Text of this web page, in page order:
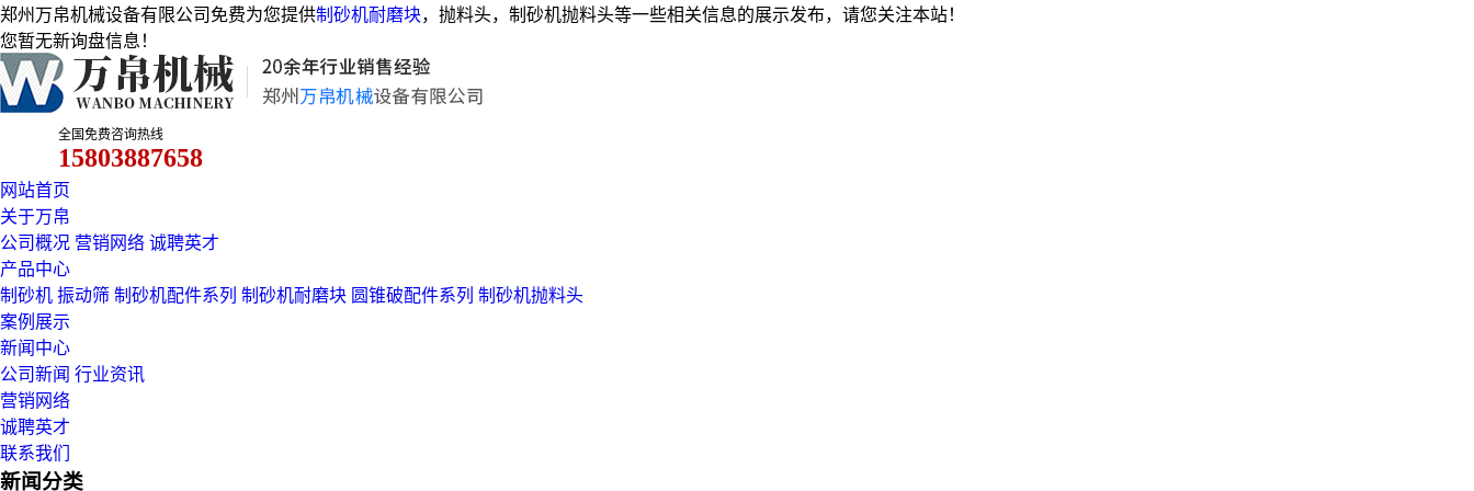
郑州万帛机械设备有限公司免费为您提供制砂机耐磨块，抛料头，制砂机抛料头等一些相关信息的展示发布，请您关注本站！
您暂无新询盘信息！
全国免费咨询热线
15803887658
网站首页
关于万帛
公司概况 营销网络 诚聘英才
产品中心
制砂机 振动筛 制砂机配件系列 制砂机耐磨块 圆锥破配件系列 制砂机抛料头
案例展示
新闻中心
公司新闻 行业资讯
营销网络
诚聘英才
联系我们
新闻分类